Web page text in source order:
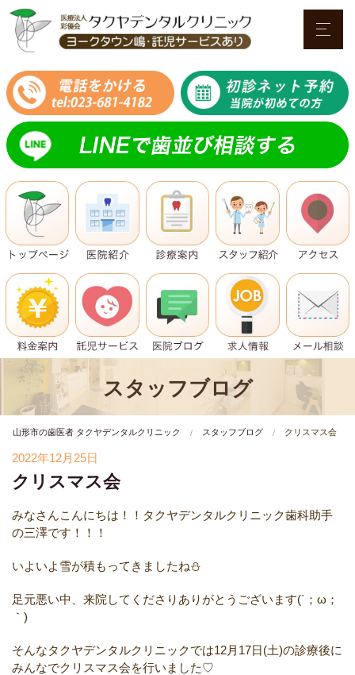
スタッフブログ
山形市の歯医者 タクヤデンタルクリニック スタッフブログ クリスマス会
2022年12月25日
クリスマス会
みなさんこんにちは！！タクヤデンタルクリニック歯科助手
の三澤です！！！
いよいよ雪が積もってきましたね⛄️
足元悪い中、来院してくださりありがとうございます(´；ω；
｀)
そんなタクヤデンタルクリニックでは12月17日(土)の診療後に
みんなでクリスマス会を行いました♡